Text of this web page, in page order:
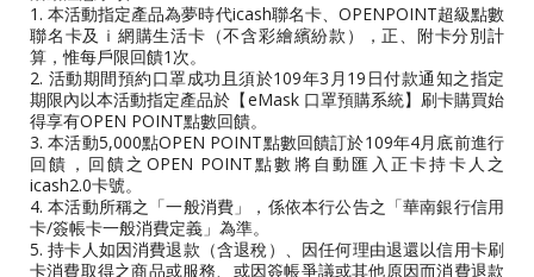
1. 本活動指定產品為夢時代icash聯名卡、OPENPOINT超級點數
聯名卡及ｉ網購生活卡（不含彩繪繽紛款），正、附卡分別計
算，惟每戶限回饋1次。
2. 活動期間預約口罩成功且須於109年3月19日付款通知之指定
期限內以本活動指定產品於【eMask 口罩預購系統】刷卡購買始
得享有OPEN POINT點數回饋。
3. 本活動5,000點OPEN POINT點數回饋訂於109年4月底前進行
回饋，回饋之OPEN POINT點數將自動匯入正卡持卡人之
icash2.0卡號。
4. 本活動所稱之「一般消費」，係依本行公告之「華南銀行信用
卡/簽帳卡一般消費定義」為準。
5. 持卡人如因消費退款（含退稅）、因任何理由退還以信用卡刷
卡消費取得之商品或服務、或因簽帳爭議或其他原因而消費退款